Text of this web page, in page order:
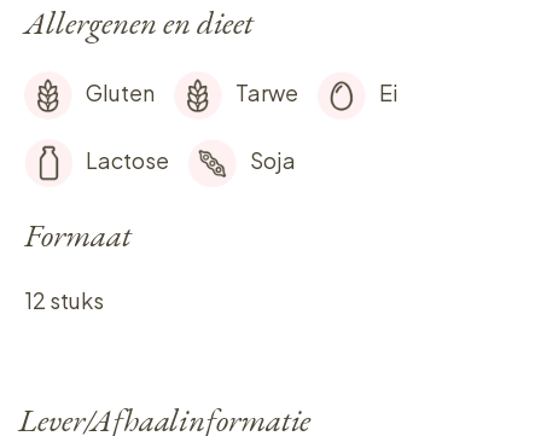
Allergenen en dieet
Gluten Tarwe Ei
Lactose Soja
Formaat
12 stuks
Lever/Afhaalinformatie